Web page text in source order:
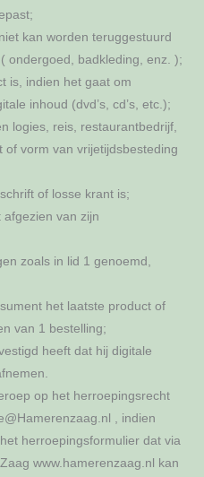
kan worden teruggestuurd
ondergoed, badkleding, enz. );
is, indien het gaat om
inhoud (dvd’s, cd’s, etc.);
logies, reis, restaurantbedrijf,
of vorm van vrijetijdsbesteding
of losse krant is;
van zijn
zoals in lid 1 genoemd,
het laatste product of
van 1 bestelling;
heeft dat hij digitale
op het herroepingsrecht
, indien
herroepingsformulier dat via
www.hamerenzaag.nl kan